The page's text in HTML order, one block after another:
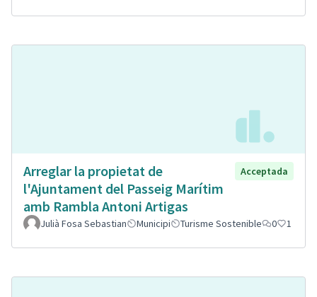
Arreglar la propietat de
l'Ajuntament del Passeig Marítim
amb Rambla Antoni Artigas
Acceptada
Julià Fosa Sebastian Municipi Turisme Sostenible 0 1